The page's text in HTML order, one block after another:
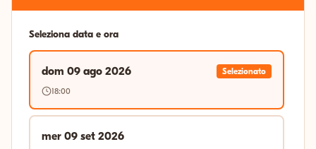
Seleziona data e ora
dom 09 ago 2026
Selezionato
18:00
mer 09 set 2026